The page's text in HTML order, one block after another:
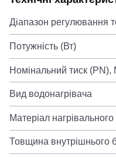
Діапазон регулювання
Потужність (Вт)
Номінальний тиск
Вид водонагрівача
Матеріал
Товщина внутрішнього